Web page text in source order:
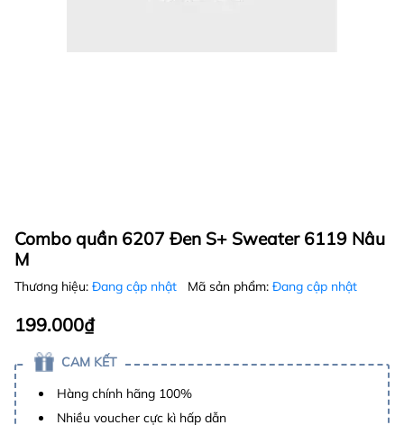
Combo quần 6207 Đen S+ Sweater 6119 Nâu
M
Thương hiệu: Đang cập nhật Mã sản phẩm: Đang cập nhật
199.000₫
CAM KẾT
Hàng chính hãng 100%
Nhiều voucher cực kì hấp dẫn